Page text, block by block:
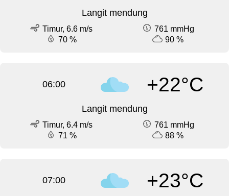
Langit mendung
Timur, 6.6 m/s
761 mmHg
70 %
90 %
06:00 +22°C
Langit mendung
Timur, 6.4 m/s
761 mmHg
71 %
88 %
07:00 +23°C